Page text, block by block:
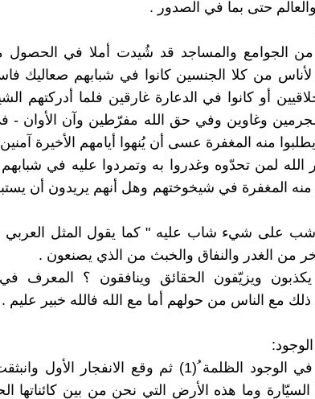
حتى بما في الصدور .
من الجوامع والمساجد قد شُيدت أملا في الحصول
من كلا الجنسين كانوا في شبابهم صعاليك
أو كانوا في الدعارة غارقين فلما أدركتهم
مجرمين وغاوين وفي حق الله مفرّطين وآن الأوان -
منه المغفرة عسى أن يُنهوا أيامهم الأخيرة
لمن تحدّوه وغدروا به وتمردوا عليه في
المغفرة في شيخوختهم وهل أنهم يريدون أن
على شيء شاب عليه " كما يقول المثل العربي
من الغدر والنفاق والخبث من الذي يصنعون .
ويزيّفون الحقائق وينافقون ؟ المعرف في
مع الناس من حولهم أما مع الله فالله خبير عليم .
يقال إن الأصل في الوجود الظلمة ُ(1) ثم وقع الانفجار
السيّارة وما هذه الأرض التي نحن من بين كائناتها